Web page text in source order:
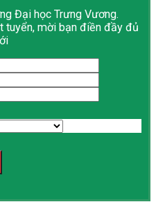
Đại học Trưng Vương.
tuyển, mời bạn điền đầy đủ